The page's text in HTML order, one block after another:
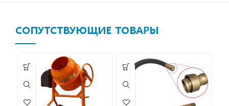
СОПУТСТВУЮЩИЕ ТОВАРЫ